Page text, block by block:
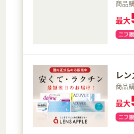
商品
最大
レ
商品
最大